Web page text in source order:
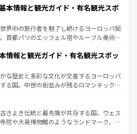
タリア情報はコンテンツ一覧を参照してほ
の国では、情熱的なフラメンコ、熱気あふ
て美味しいタパスが生活の一部となってい
ードの洗練された雰囲気や、バルセロナの
街角から、地方では古代ローマ遺跡や中世
って風土や気候が異なるスペインはその個
を参照してほしい。
本情報と観光ガイド・有名観光スポ
界中の旅行者を魅了し続けるヨーロッパ屈
首都パリのエッフェル塔やルーブル美術館
が詰まっている。華麗な宮殿、歴史的な大
ーチ、そして豊かな自然が、訪れる者を心
また、フランスは美食の国としても知ら
理はユネスコ無形文化遺産にも登録されて
ダー畑など、多彩な楽しみ方が可能だ。さ
の地域にも魅力が溢れており、どの街角に
文化が息づいている。パリ以外の個性あふ
情報と観光ガイド・有名観光スポッ
な歴史と多彩な文化が交差するヨーロッパ
る国。中世の街並みが残るロマンチック街
は、どこを歩いても飽きることがない。ベ
活気、バイエルン州のアルプスの絶景、そ
いのワイン畑といった風景は必見。ビール
きよき伝統と最先端が共存する国。ウェス
院や大英博物館のようなランドマーク、歴